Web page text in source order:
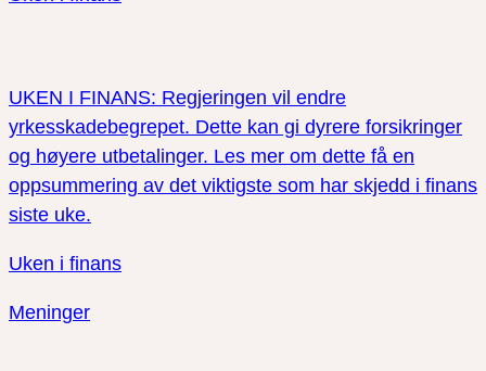
UKEN I FINANS: Regjeringen vil endre
yrkesskadebegrepet. Dette kan gi dyrere forsikringer
og høyere utbetalinger. Les mer om dette få en
oppsummering av det viktigste som har skjedd i finans
siste uke.
Uken i finans
Meninger